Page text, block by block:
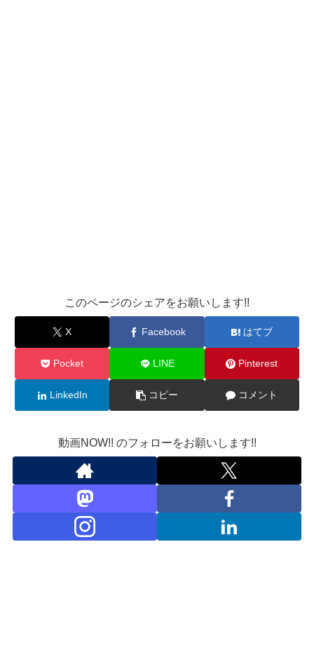
このページのシェアをお願いします!!
X Facebook はてブ
Pocket LINE Pinterest
LinkedIn コピー コメント
動画NOW!! のフォローをお願いします!!